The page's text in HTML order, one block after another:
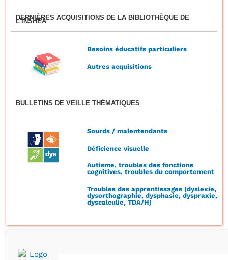
DERNIÈRES ACQUISITIONS DE LA BIBLIOTHÈQUE DE
L'INSHEA
Besoins éducatifs particuliers
Autres acquisitions
BULLETINS DE VEILLE THÉMATIQUES
Sourds / malentendants
Déficience visuelle
Autisme, troubles des fonctions
cognitives, troubles du comportement
Troubles des apprentissages (dyslexie,
dysorthographie, dysphasie, dyspraxie,
dyscalculie, TDA/H)